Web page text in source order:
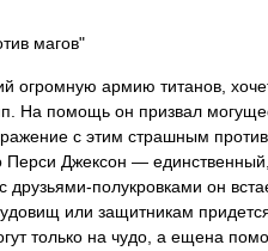
магов"
огромную армию титанов,
На помощь он призвал
с этим страшным
Перси Джексон —
друзьями-полукровками он
или защитникам
только на чудо, а ещена